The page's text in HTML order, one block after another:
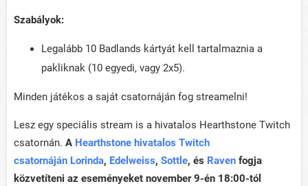
Szabályok:
Legalább 10 Badlands kártyát kell tartalmaznia a
pakliknak (10 egyedi, vagy 2x5).
Minden játékos a saját csatornáján fog streamelni!
Lesz egy speciális stream is a hivatalos Hearthstone Twitch
csatornán. A Hearthstone hivatalos Twitch
csatornáján Lorinda, Edelweiss, Sottle, és Raven fogja
közvetíteni az eseményeket november 9-én 18:00-tól